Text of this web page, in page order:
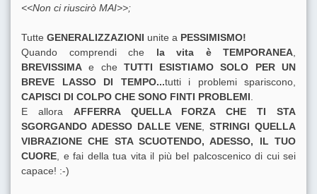
<<Non ci riuscirò MAI>>;
Tutte GENERALIZZAZIONI unite a PESSIMISMO!
Quando comprendi che la vita è TEMPORANEA,
BREVISSIMA e che TUTTI ESISTIAMO SOLO PER UN
BREVE LASSO DI TEMPO...tutti i problemi spariscono,
CAPISCI DI COLPO CHE SONO FINTI PROBLEMI.
E allora AFFERRA QUELLA FORZA CHE TI STA
SGORGANDO ADESSO DALLE VENE, STRINGI QUELLA
VIBRAZIONE CHE STA SCUOTENDO, ADESSO, IL TUO
CUORE, e fai della tua vita il più bel palcoscenico di cui sei
capace! :-)